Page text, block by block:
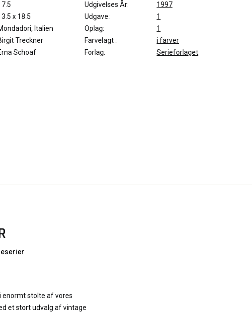
x 18.5
Italien
Treckner
Schoaf
Udgivelses År:
1997
Udgave:
1
Oplag:
1
Farvelagt :
i farver
Forlag:
Serieforlaget
enormt stolte af vores
et stort udvalg af vintage